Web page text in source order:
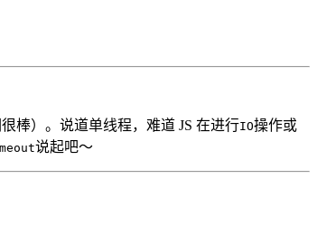
棒）。说道单线程，难道 JS 在进行IO操作或
说起吧～